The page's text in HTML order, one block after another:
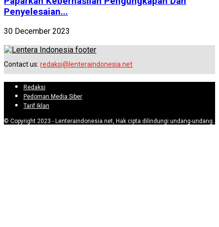
Penyelesaian...
30 December 2023
Contact us: redaksi@lenteraindonesia.net
Redaksi
Pedoman Media Siber
Tarif Iklan
© Copyright 2023 - Lenteraindonesia.net, Hak cipta dilindungi undang-undang.